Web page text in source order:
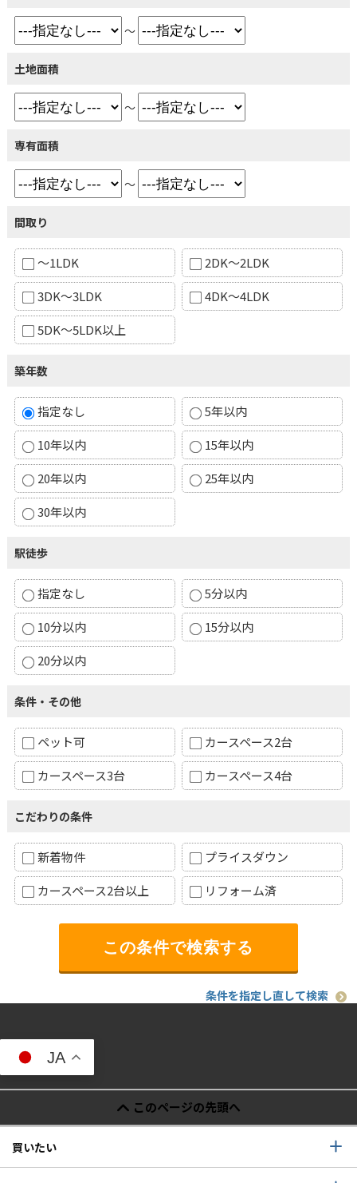
～
土地面積
～
専有面積
～
間取り
～1LDK
2DK～2LDK
3DK～3LDK
4DK～4LDK
5DK～5LDK以上
築年数
指定なし
5年以内
10年以内
15年以内
20年以内
25年以内
30年以内
駅徒歩
指定なし
5分以内
10分以内
15分以内
20分以内
条件・その他
ペット可
カースペース2台
カースペース3台
カースペース4台
こだわりの条件
新着物件
プライスダウン
カースペース2台以上
リフォーム済
条件を指定し直して検索
JA
このページの先頭へ
買いたい